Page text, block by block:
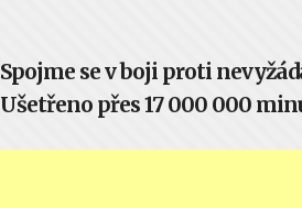
Spojme se v boji proti
Ušetřeno přes 17 000 000